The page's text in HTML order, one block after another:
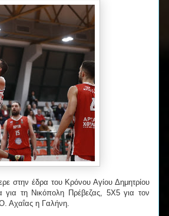
στην έδρα του Κρόνου Αγίου Δημητρίου
για τη Νικόπολη Πρέβεζας, 5Χ5 για τον
Αχαΐας η Γαλήνη.